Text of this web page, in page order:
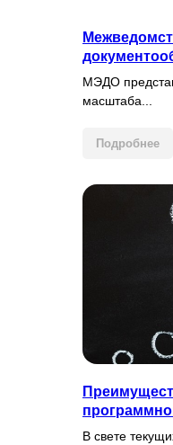
МЭДО
масштаба...
Подробнее
В свете